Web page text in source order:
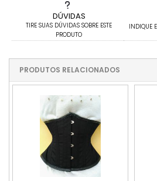
DÚVIDAS
TIRE SUAS DÚVIDAS SOBRE ESTE
PRODUTO
INDIQUE
PRODUTOS RELACIONADOS